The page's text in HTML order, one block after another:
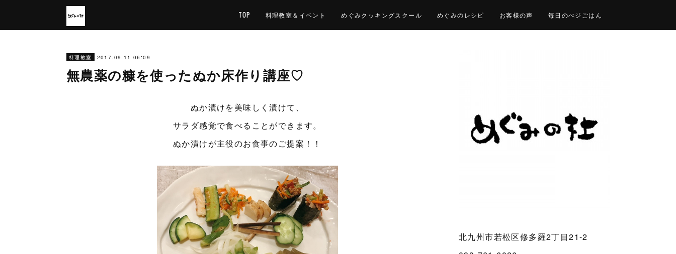
TOP 料理教室＆イベント めぐみクッキングスクール めぐみのレシピ お客様の声 毎日のべジごはん
料理教室 2017.09.11 06:09
無農薬の糠を使ったぬか床作り講座♡
ぬか漬けを美味しく漬けて、
サラダ感覚で食べることができます。
ぬか漬けが主役のお食事のご提案！！
北九州市若松区修多羅2丁目21-2